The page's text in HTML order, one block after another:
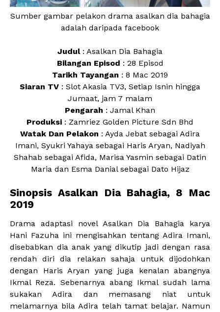
Sumber gambar pelakon drama asalkan dia bahagia
adalah daripada facebook
Judul: Asalkan Dia Bahagia
Bilangan Episod : 28 Episod
Tarikh Tayangan : 8 Mac 2019
Siaran TV : Slot Akasia TV3, Setiap Isnin hingga
Jumaat, jam 7 malam
Pengarah : Jamal Khan
Produksi : Zamriez Golden Picture Sdn Bhd
Watak Dan Pelakon : Ayda Jebat sebagai Adira
Imani, Syukri Yahaya sebagai Haris Aryan, Nadiyah
Shahab sebagai Afida, Marisa Yasmin sebagai Datin
Maria dan Esma Danial sebagai Dato Hijaz
Sinopsis Asalkan Dia Bahagia, 8 Mac
2019
Drama adaptasi novel Asalkan Dia Bahagia karya
Hani Fazuha ini mengisahkan tentang Adira Imani,
disebabkan dia anak yang dikutip jadi dengan rasa
rendah diri dia relakan sahaja untuk dijodohkan
dengan Haris Aryan yang juga kenalan abangnya
Ikmal Reza. Sebenarnya abang Ikmal sudah lama
sukakan Adira dan memasang niat untuk
melamarnya bila Adira telah tamat belajar. Namun